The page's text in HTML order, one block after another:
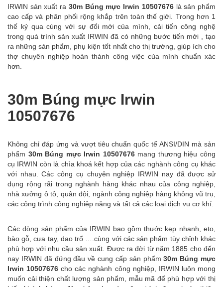
IRWIN sản xuất ra 30m Búng mực Irwin 10507676là sản phẩm
cao cấp và phân phối rộng khắp trên toàn thế giới. Trong hơn 1
thế kỷ qua cùng với sự đổi mới của mình, cải tiến công nghệ
trong quá trính sản xuất IRWIN đã có những bước tiến mới , tạo
ra những sản phẩm, phụ kiện tốt nhất cho thị trường, giúp ích cho
thợ chuyên nghiệp hoàn thành công việc của mình chuẩn xác
hơn.
30m Búng mực Irwin
10507676
Không chỉ đáp ứng và vượt tiêu chuẩn quốc tế ANSI/DIN mà sản
phẩm 30m Búng mực Irwin 10507676mang thương hiệu công
cụ IRWIN còn là chìa khoá kết hợp của các nghành công cụ khác
với nhau. Các công cụ chuyên nghiệp IRWIN nay đã được sử
dụng rộng rãi trong nghành hàng khác nhau của công nghiệp,
nhà xưởng ô tô, quân đội, ngành công nghiệp hàng không vũ trụ,
các công trình công nghiệp nặng và tất cả các loại dịch vụ cơ khí.
Các dòng sản phẩm của IRWIN bao gồm thước kẹp nhanh, eto,
bào gỗ, cưa tay, dao trổ ….cùng với các sản phẩm tùy chỉnh khác
phù hợp với nhu cầu sản xuất. Được ra đời từ năm 1885 cho đến
nay IRWIN đã đứng đầu về cung cấp sản phẩm30m Búng mực
Irwin 10507676 cho các nghành công nghiệp, IRWIN luôn mong
muốn cải thiện chất lượng sản phẩm, mẫu mã để phù hợp với thị